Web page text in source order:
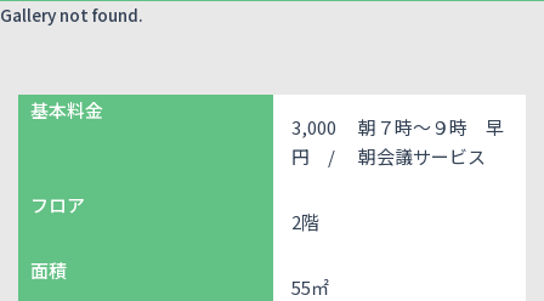
Gallery not found.
基本料金
3,000
円 /
朝７時～９時 早
朝会議サービス
フロア
2階
面積
55㎡